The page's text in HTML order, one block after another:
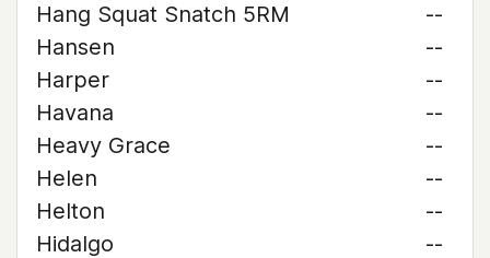
Hang Squat Snatch 5RM
--
Hansen
--
Harper
--
Havana
--
Heavy Grace
--
Helen
--
Helton
--
Hidalgo
--